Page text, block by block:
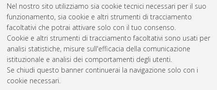
Nel nostro sito utilizziamo sia cookie tecnici necessari per il suo
funzionamento, sia cookie e altri strumenti di tracciamento
facoltativi che potrai attivare solo con il tuo consenso.
Cookie e altri strumenti di tracciamento facoltativi sono usati per
analisi statistiche, misure sull'efficacia della comunicazione
istituzionale e analisi dei comportamenti degli utenti.
Se chiudi questo banner continuerai la navigazione solo con i
cookie necessari.
Viaggi, Davide;Rinaldi, Giacomo Maria (2023)BIOBEC.
WP2. Framework Validation. T2.2.University of Bologna. DOI
10.6092/unibo/amsacta/7458. [Dataset]
Questa lista e' stata generata ilSat Aug 8 20:34:00 2026
CEST